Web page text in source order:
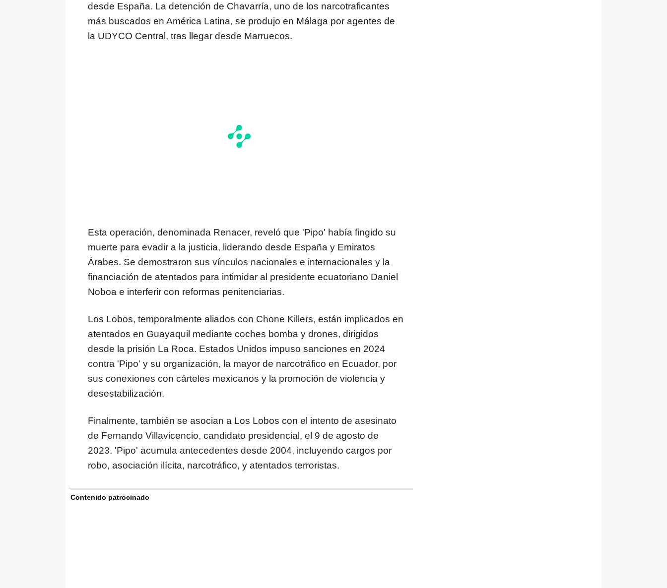
desde España. La detención de Chavarría, uno de los narcotraficantes
más buscados en América Latina, se produjo en Málaga por agentes de
la UDYCO Central, tras llegar desde Marruecos.
Esta operación, denominada Renacer, reveló que 'Pipo' había fingido su
muerte para evadir a la justicia, liderando desde España y Emiratos
Árabes. Se demostraron sus vínculos nacionales e internacionales y la
financiación de atentados para intimidar al presidente ecuatoriano Daniel
Noboa e interferir con reformas penitenciarias.
Los Lobos, temporalmente aliados con Chone Killers, están implicados en
atentados en Guayaquil mediante coches bomba y drones, dirigidos
desde la prisión La Roca. Estados Unidos impuso sanciones en 2024
contra 'Pipo' y su organización, la mayor de narcotráfico en Ecuador, por
sus conexiones con cárteles mexicanos y la promoción de violencia y
desestabilización.
Finalmente, también se asocian a Los Lobos con el intento de asesinato
de Fernando Villavicencio, candidato presidencial, el 9 de agosto de
2023. 'Pipo' acumula antecedentes desde 2004, incluyendo cargos por
robo, asociación ilícita, narcotráfico, y atentados terroristas.
Contenido patrocinado